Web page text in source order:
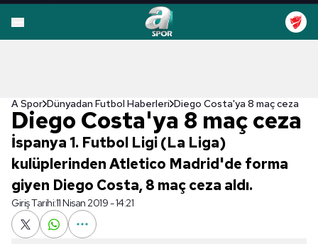
A Spor Dünyadan Futbol Haberleri Diego Costa'ya 8 maç ceza
Diego Costa'ya 8 maç ceza
İspanya 1. Futbol Ligi (La Liga)
kulüplerinden Atletico Madrid'de forma
giyen Diego Costa, 8 maç ceza aldı.
Giriş Tarihi:11 Nisan 2019 - 14:21